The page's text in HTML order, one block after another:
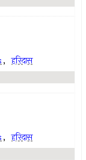
, हरिदास
, हरिदास